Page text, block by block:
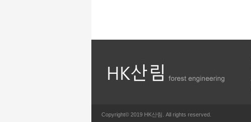
Copyright© 2019 HK산림. All rights reserved.